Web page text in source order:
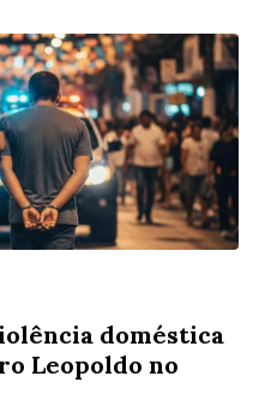
doméstica
Leopoldo no